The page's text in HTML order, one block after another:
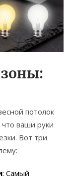
потолок
ваши руки
Вот три
: Самый